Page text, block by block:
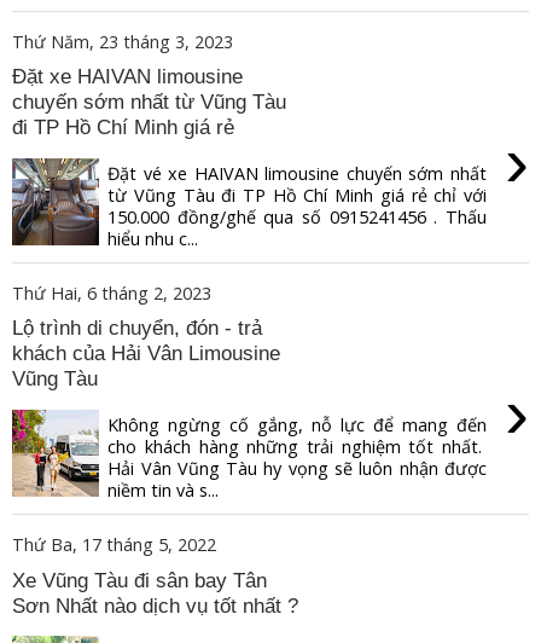
Thứ Năm, 23 tháng 3, 2023
Đặt xe HAIVAN limousine
chuyến sớm nhất từ Vũng Tàu
đi TP Hồ Chí Minh giá rẻ
›
Đặt vé xe HAIVAN limousine chuyến sớm nhất
từ Vũng Tàu đi TP Hồ Chí Minh giá rẻ chỉ với
150.000 đồng/ghế qua số 0915241456 . Thấu
hiểu nhu c...
Thứ Hai, 6 tháng 2, 2023
Lộ trình di chuyển, đón - trả
khách của Hải Vân Limousine
Vũng Tàu
›
Không ngừng cố gắng, nỗ lực để mang đến
cho khách hàng những trải nghiệm tốt nhất.
Hải Vân Vũng Tàu hy vọng sẽ luôn nhận được
niềm tin và s...
Thứ Ba, 17 tháng 5, 2022
Xe Vũng Tàu đi sân bay Tân
Sơn Nhất nào dịch vụ tốt nhất ?